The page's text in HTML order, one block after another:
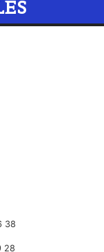
38
28